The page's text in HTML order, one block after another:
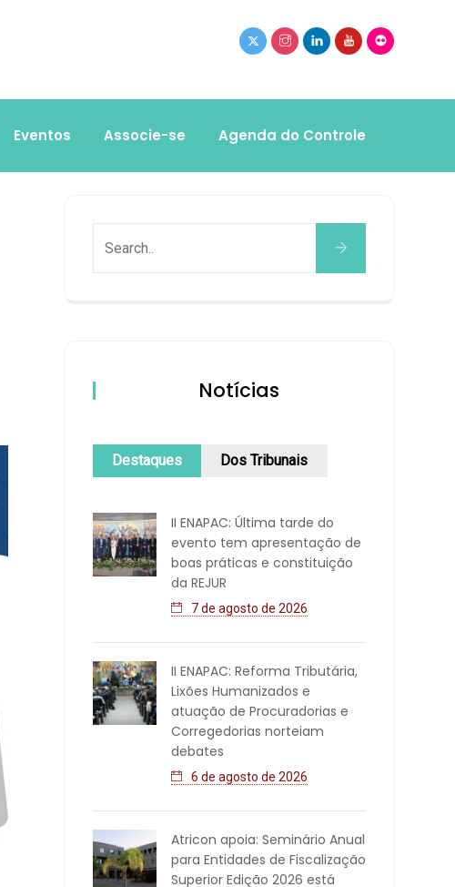
Eventos Associe-se Agenda do Controle
Notícias
Destaques Dos Tribunais
II ENAPAC: Última tarde do
evento tem apresentação de
boas práticas e constituição
da REJUR
7 de agosto de 2026
II ENAPAC: Reforma Tributária,
Lixões Humanizados e
atuação de Procuradorias e
Corregedorias norteiam
debates
6 de agosto de 2026
Atricon apoia: Seminário Anual
para Entidades de Fiscalização
Superior Edição 2026 está